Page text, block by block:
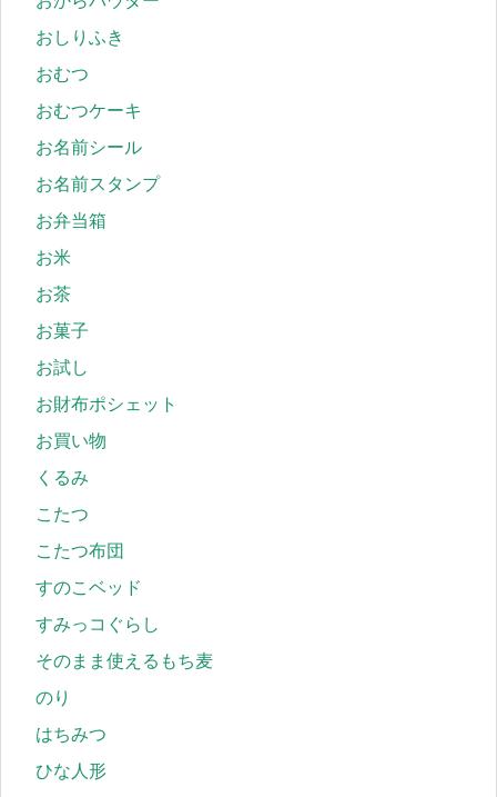
おしりふき
おむつ
おむつケーキ
お名前シール
お名前スタンプ
お弁当箱
お米
お茶
お菓子
お試し
お財布ポシェット
お買い物
くるみ
こたつ
こたつ布団
すのこベッド
すみっコぐらし
そのまま使えるもち麦
のり
はちみつ
ひな人形